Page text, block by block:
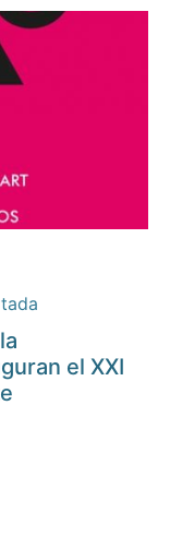
el XXI